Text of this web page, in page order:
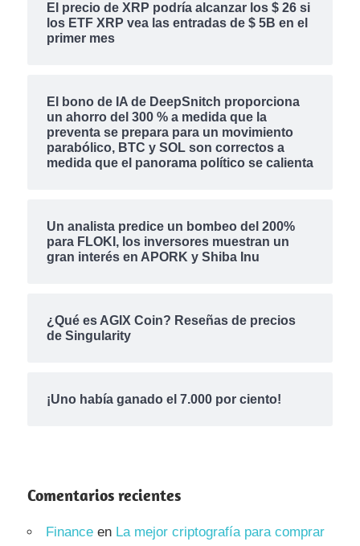
El precio de XRP podría alcanzar los $ 26 si
los ETF XRP vea las entradas de $ 5B en el
primer mes
El bono de IA de DeepSnitch proporciona
un ahorro del 300 % a medida que la
preventa se prepara para un movimiento
parabólico, BTC y SOL son correctos a
medida que el panorama político se calienta
Un analista predice un bombeo del 200%
para FLOKI, los inversores muestran un
gran interés en APORK y Shiba Inu
¿Qué es AGIX Coin? Reseñas de precios
de Singularity
¡Uno había ganado el 7.000 por ciento!
Comentarios recientes
Finance en La mejor criptografía para comprar